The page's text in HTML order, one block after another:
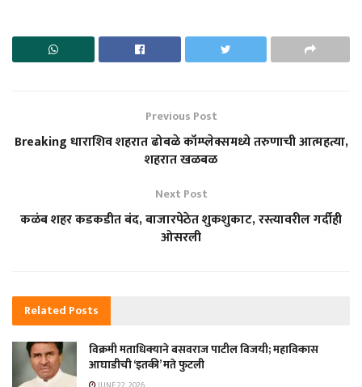
Previous Post
Breaking धाराशिव शहरात ढोबळे कॉम्प्लेक्समध्ये तरुणाची आत्महत्या,
शहरात खळबळ
Next Post
कळंब शहर कडकडीत बंद, बाजारपेठेत शुकशुकाट, रस्त्यावरील गर्दीही
ओसरली
Related Posts
विक्रमी मताधिक्याने बसवराज पाटील विजयी; महाविकास
आघाडीची ‘इतकी’ मते फुटली